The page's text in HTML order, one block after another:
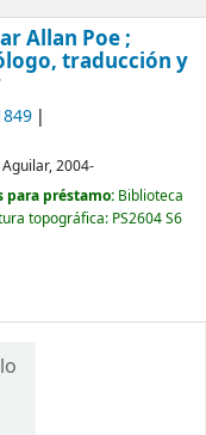
Allan Poe ;
traducción y
Aguilar,2004-
préstamo: Biblioteca
topográfica: PS2604 S6